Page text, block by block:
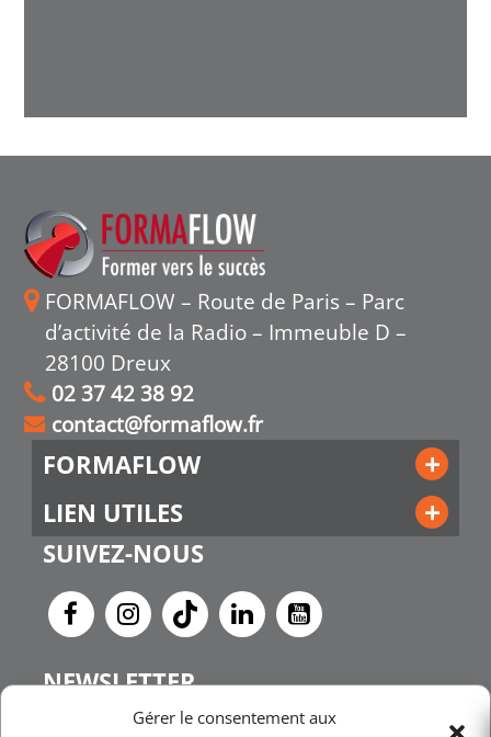
Gérer le consentement aux
FORMAFLOW – Route de Paris – Parc
d’activité de la Radio – Immeuble D –
28100 Dreux
02 37 42 38 92
contact@formaflow.fr
FORMAFLOW
LIEN UTILES
SUIVEZ-NOUS
NEWSLETTER